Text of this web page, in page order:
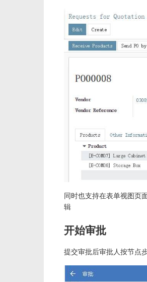
同时也支持在表单视图页
辑
开始审批
提交审批后审批人按节点